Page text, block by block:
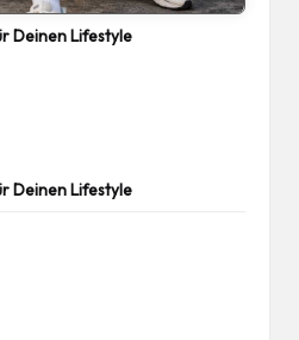
Deinen Lifestyle
Deinen Lifestyle